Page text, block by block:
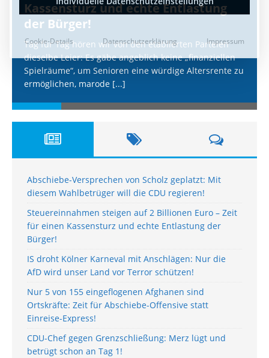
Kassensturz und echte Entlastung
der Bürger!
Tag für Tag hören wir von den etablierten Parteien
dieselbe Leier: Es gäbe angeblich keine „finanziellen
Spielräume“, um Senioren eine würdige Altersrente zu
ermöglichen, marode [...]
Abschiebe-Versprechen von Scholz geplatzt: Mit
diesem Wahlbetrüger will die CDU regieren!
Steuereinnahmen steigen auf 2 Billionen Euro – Zeit
für einen Kassensturz und echte Entlastung der
Bürger!
IS droht Kölner Karneval mit Anschlägen: Nur die
AfD wird unser Land vor Terror schützen!
Nur 5 von 155 eingeflogenen Afghanen sind
Ortskräfte: Zeit für Abschiebe-Offensive statt
Einreise-Express!
CDU-Chef gegen Grenzschließung: Merz lügt und
betrügt schon an Tag 1!